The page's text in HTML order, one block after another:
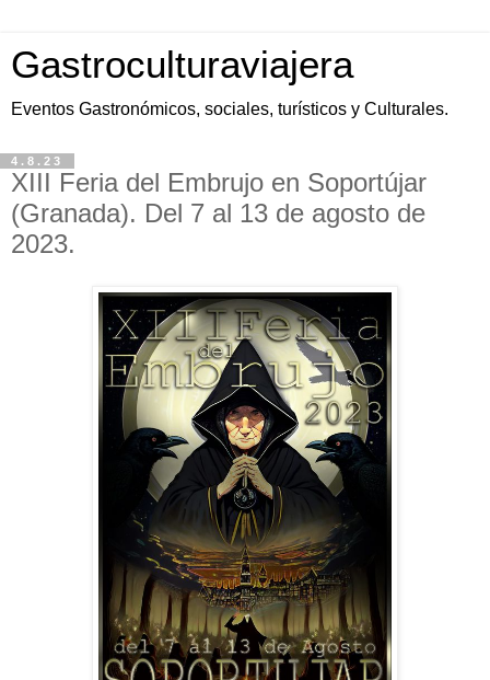
Gastroculturaviajera
Eventos Gastronómicos, sociales, turísticos y Culturales.
4.8.23
XIII Feria del Embrujo en Soportújar
(Granada). Del 7 al 13 de agosto de
2023.